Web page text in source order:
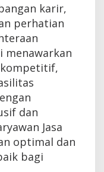
karir,
perhatian
menawarkan
dan
Jasa
optimal dan
bagi